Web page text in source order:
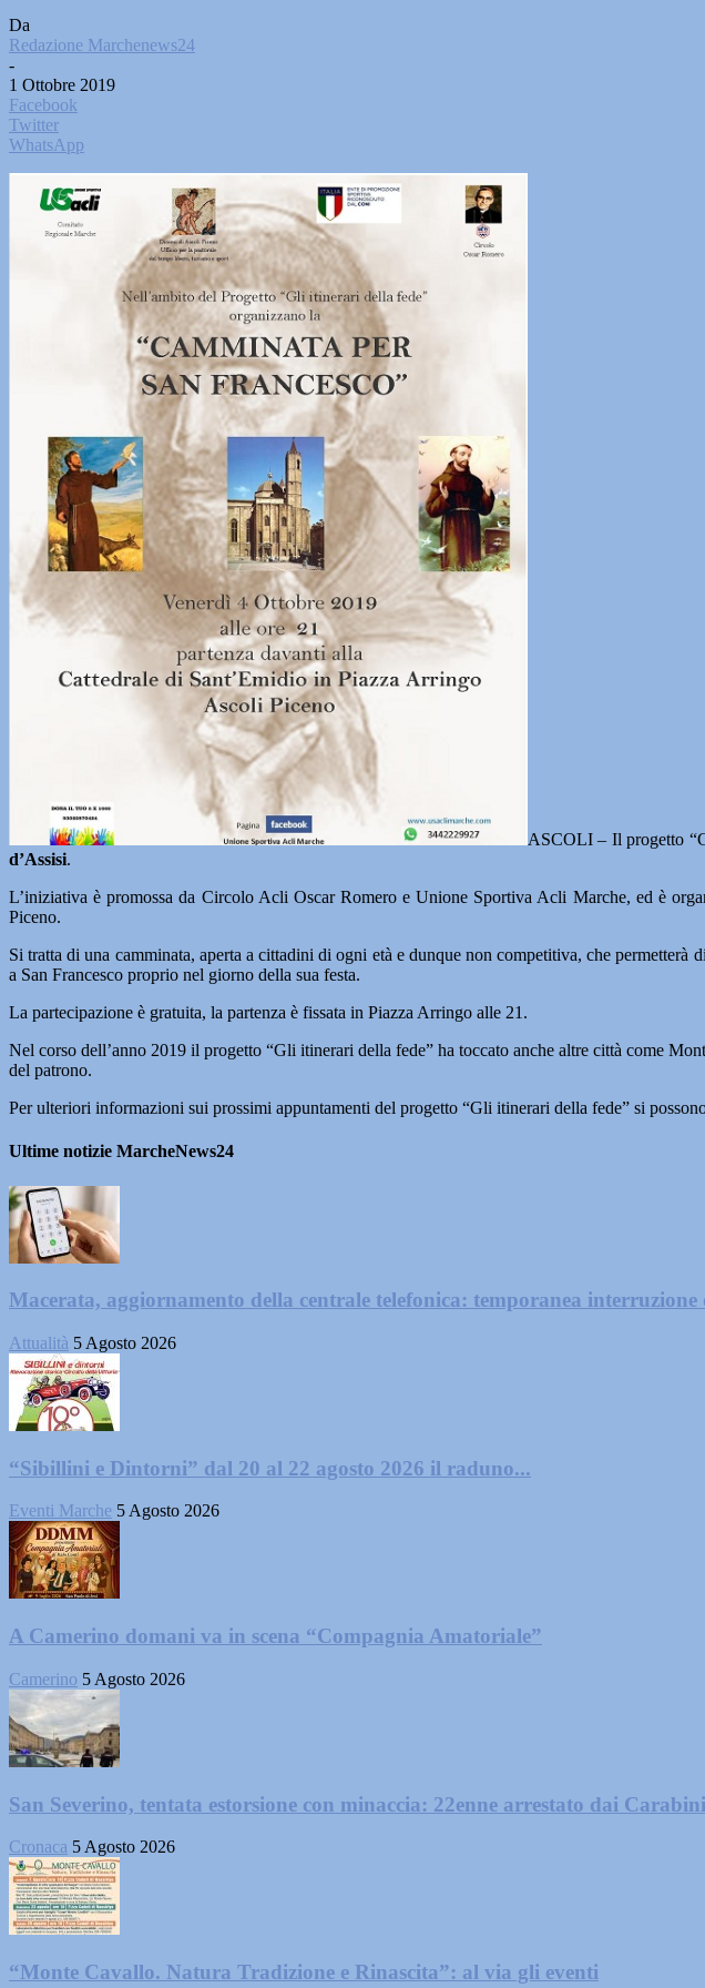
Da
Redazione Marchenews24
-
1 Ottobre 2019
Facebook
Twitter
WhatsApp
ASCOLI – Il progetto
d’Assisi.
L’iniziativa è promossa da Circolo Acli Oscar Romero e Unione Sportiva Acli Marche, ed è
Piceno.
Si tratta di una camminata, aperta a cittadini di ogni età e dunque non competitiva, che
a San Francesco proprio nel giorno della sua festa.
La partecipazione è gratuita, la partenza è fissata in Piazza Arringo alle 21.
Nel corso dell’anno 2019 il progetto “Gli itinerari della fede” ha toccato anche altre città come
del patrono.
Per ulteriori informazioni sui prossimi appuntamenti del progetto “Gli itinerari della fede” si
Ultime notizie MarcheNews24
Macerata, aggiornamento della centrale telefonica: temporanea interruzione
Attualità 5 Agosto 2026
“Sibillini e Dintorni” dal 20 al 22 agosto 2026 il raduno...
Eventi Marche 5 Agosto 2026
A Camerino domani va in scena “Compagnia Amatoriale”
Camerino 5 Agosto 2026
San Severino, tentata estorsione con minaccia: 22enne arrestato dai
Cronaca 5 Agosto 2026
“Monte Cavallo. Natura Tradizione e Rinascita”: al via gli eventi